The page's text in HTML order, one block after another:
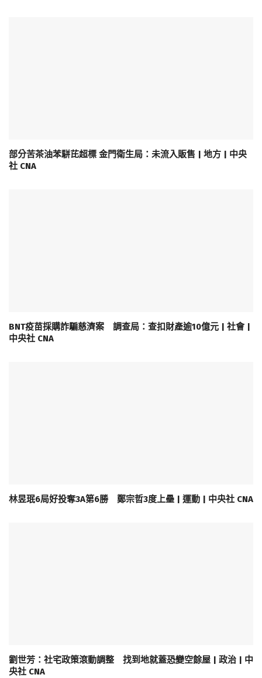
部分苦茶油苯駢芘超標 金門衛生局：未流入販售 | 地方 | 中央
社 CNA
BNT疫苗採購詐騙慈濟案 調查局：查扣財產逾10億元 | 社會 |
中央社 CNA
林昱珉6局好投奪3A第6勝 鄭宗哲3度上壘 | 運動 | 中央社 CNA
劉世芳：社宅政策滾動調整 找到地就蓋恐變空餘屋 | 政治 | 中
央社 CNA